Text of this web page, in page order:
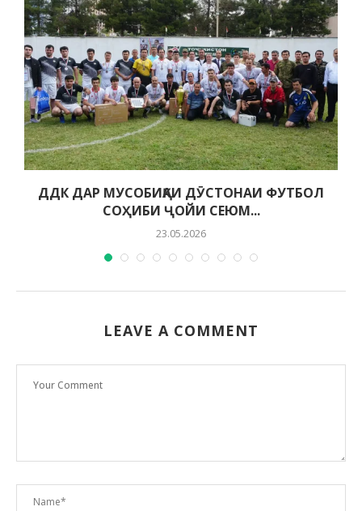
ДДК ДАР МУСОБИҚАИ ДӮСТОНАИ ФУТБОЛ
СОҲИБИ ҶОЙИ СЕЮМ...
23.05.2026
LEAVE A COMMENT